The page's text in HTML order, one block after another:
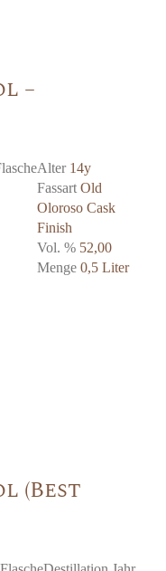
–
Alter 14y
FassartOld
Oloroso Cask
Finish
Vol. % 52,00
Menge0,5 Liter
(Best